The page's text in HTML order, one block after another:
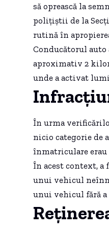
să oprească la
polițiștii de la
rutină în
Conducătorul auto
aproximativ 2
unde a activat
În urma
nicio categorie de
înmatriculare erau
În acest context,
unui vehicul
unui vehicul fără a